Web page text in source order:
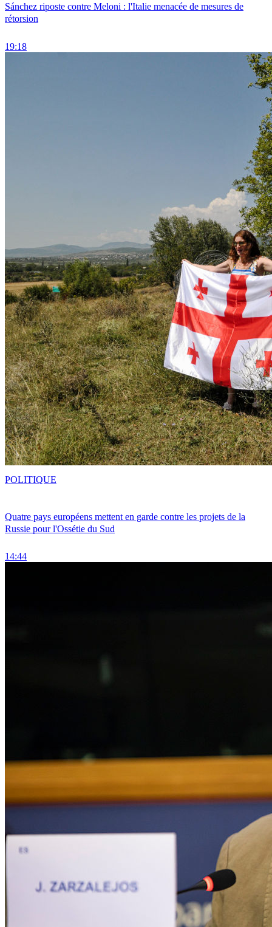
Sánchez riposte contre Meloni : l'Italie menacée de mesures de
rétorsion
19:18
Quatre pays européens mettent en garde contre les projets de la
Russie pour l'Ossétie du Sud
14:44
POLITIQUE